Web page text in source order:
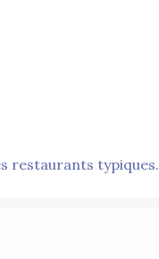
restaurants typiques.